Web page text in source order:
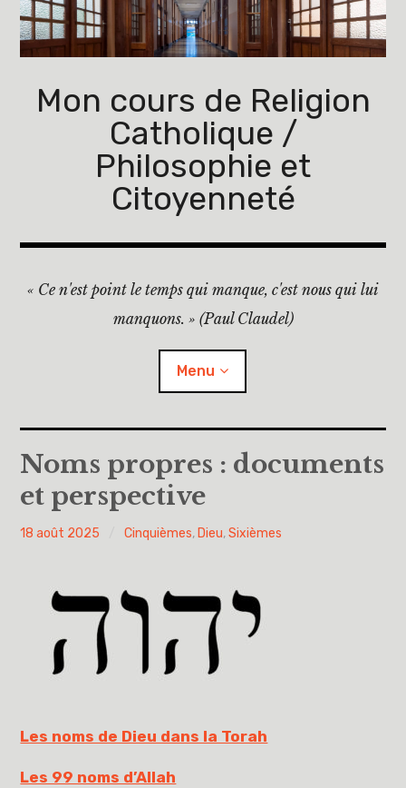
Accéder
contenu
Mon cours de Religion
Catholique /
Philosophie et
Citoyenneté
« Ce n'est point le temps qui manque, c'est nous qui lui
manquons. » (Paul Claudel)
Menu
Accueil
A propos
Cinquièmes
Pourquoi des lois
Dieu
Noms propres : documents
et perspective
PY
18 août 2025 Cinquièmes, Dieu,Sixièmes
Les noms de Dieu dans la Torah
Les 99 noms d’Allah